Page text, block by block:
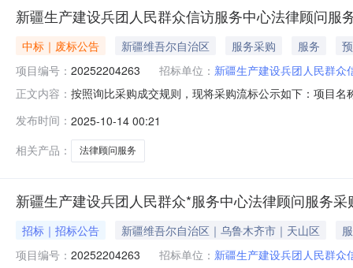
新疆生产建设兵团人民群众信访服务中心法律顾问
中标｜废标公告 新疆维吾尔自治区 服务采购 服务
项目编号： 20252204263 招标单位： 新疆生产建设兵团人民群众
正文内容： 按照询比采购成交规则，现将采购流标公示如下：项目
发布时间： 2025-10-14 00:21
相关产品：
法律顾问服务
新疆生产建设兵团人民群众*服务中心法律顾问服务采
招标｜招标公告 新疆维吾尔自治区｜乌鲁木齐市｜天山区
项目编号： 20252204263 招标单位： 新疆生产建设兵团人民群众